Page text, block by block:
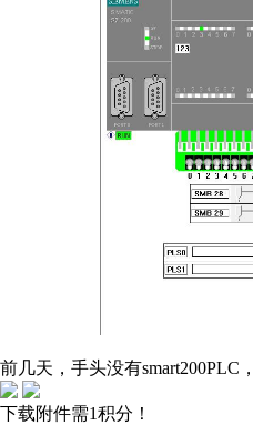
前几天，手头没有
下载附件需1积分！